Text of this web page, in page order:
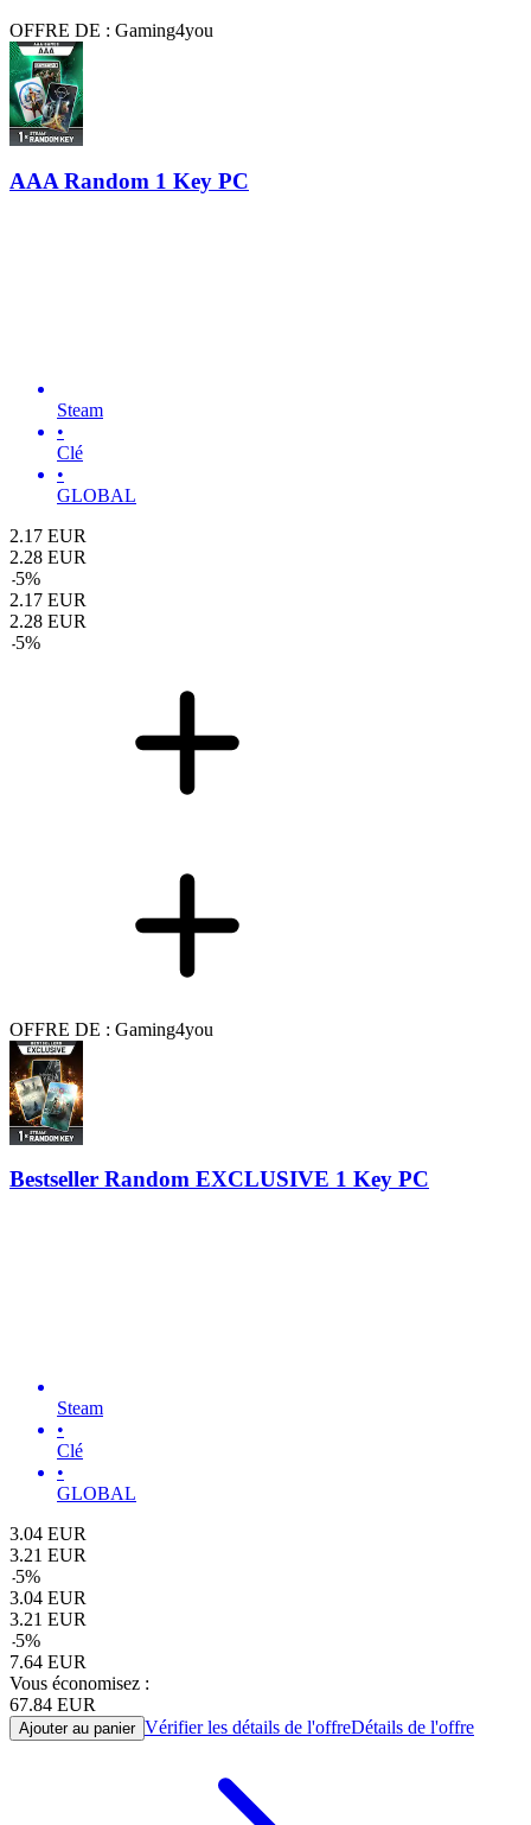
OFFRE DE : Gaming4you
AAA Random 1 Key PC
Steam
•
Clé
•
GLOBAL
2.17 EUR
2.28 EUR
-5%
2.17 EUR
2.28 EUR
-5%
OFFRE DE : Gaming4you
Bestseller Random EXCLUSIVE 1 Key PC
Steam
•
Clé
•
GLOBAL
3.04 EUR
3.21 EUR
-5%
3.04 EUR
3.21 EUR
-5%
7.64 EUR
Vous économisez :
67.84 EUR
Ajouter au panier Vérifier les détails de l'offreDétails de l'offre